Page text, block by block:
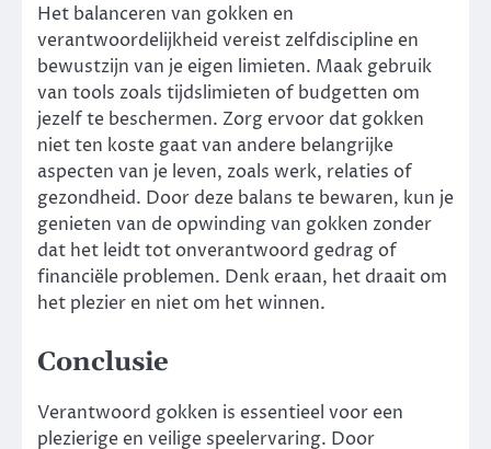
Het balanceren van gokken en
verantwoordelijkheid vereist zelfdiscipline en
bewustzijn van je eigen limieten. Maak gebruik
van tools zoals tijdslimieten of budgetten om
jezelf te beschermen. Zorg ervoor dat gokken
niet ten koste gaat van andere belangrijke
aspecten van je leven, zoals werk, relaties of
gezondheid. Door deze balans te bewaren, kun je
genieten van de opwinding van gokken zonder
dat het leidt tot onverantwoord gedrag of
financiële problemen. Denk eraan, het draait om
het plezier en niet om het winnen.
Conclusie
Verantwoord gokken is essentieel voor een
plezierige en veilige speelervaring. Door